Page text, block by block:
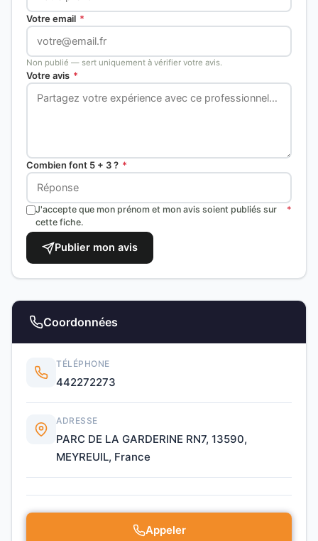
Votre email *
Non publié — sert uniquement à vérifier votre avis.
Votre avis *
Combien font 5 + 3 ? *
J'accepte que mon prénom et mon avis soient publiés sur
cette fiche.
*
Publier mon avis
Coordonnées
TÉLÉPHONE
442272273
ADRESSE
PARC DE LA GARDERINE RN7, 13590,
MEYREUIL, France
Appeler